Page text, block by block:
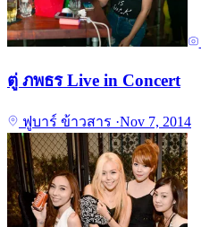
ตู่ ภพธร Live in Concert
ฟูบาร์ ข้าวสาร ·Nov 7, 2014